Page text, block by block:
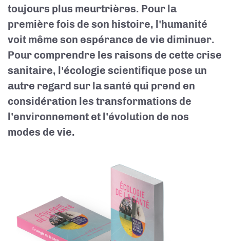
toujours plus meurtrières. Pour la
première fois de son histoire, l'humanité
voit même son espérance de vie diminuer.
Pour comprendre les raisons de cette crise
sanitaire, l'écologie scientifique pose un
autre regard sur la santé qui prend en
considération les transformations de
l'environnement et l'évolution de nos
modes de vie.